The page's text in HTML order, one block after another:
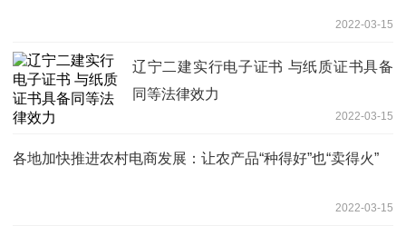
2022-03-15
辽宁二建实行电子证书 与纸质证书具备
同等法律效力
2022-03-15
各地加快推进农村电商发展：让农产品“种得好”也“卖得火”
2022-03-15